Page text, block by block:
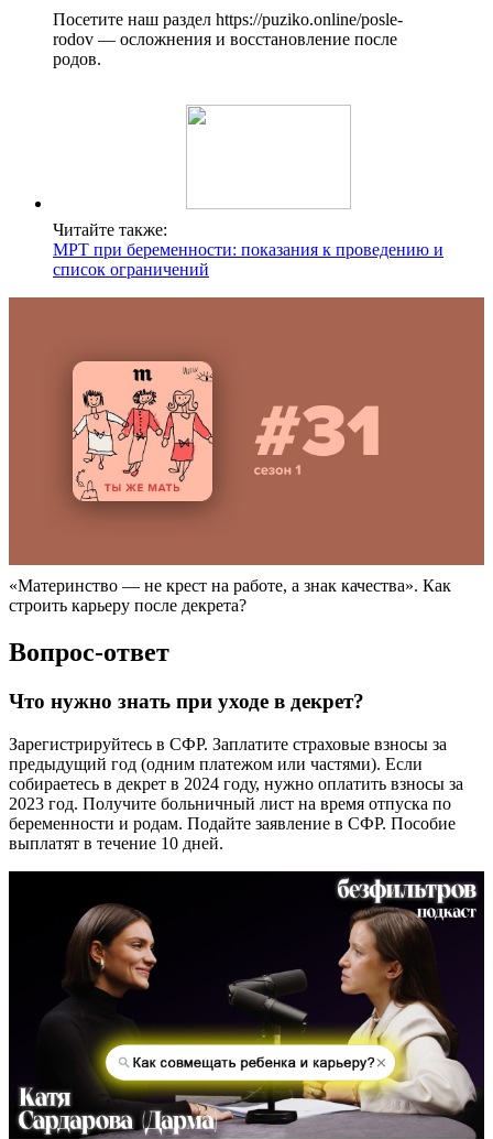
Посетите наш раздел https://puziko.online/posle-
rodov — осложнения и восстановление после
родов.
Читайте также:
МРТ при беременности: показания к проведению и
список ограничений
«Материнство — не крест на работе, а знак качества». Как
строить карьеру после декрета?
Вопрос-ответ
Что нужно знать при уходе в декрет?
Зарегистрируйтесь в СФР. Заплатите страховые взносы за
предыдущий год (одним платежом или частями). Если
собираетесь в декрет в 2024 году, нужно оплатить взносы за
2023 год. Получите больничный лист на время отпуска по
беременности и родам. Подайте заявление в СФР. Пособие
выплатят в течение 10 дней.